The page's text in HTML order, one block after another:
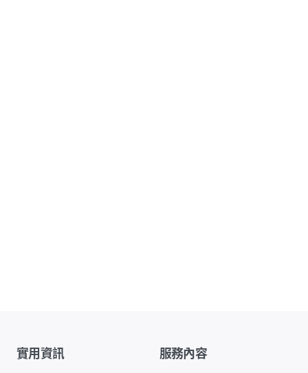
實用資訊 服務內容